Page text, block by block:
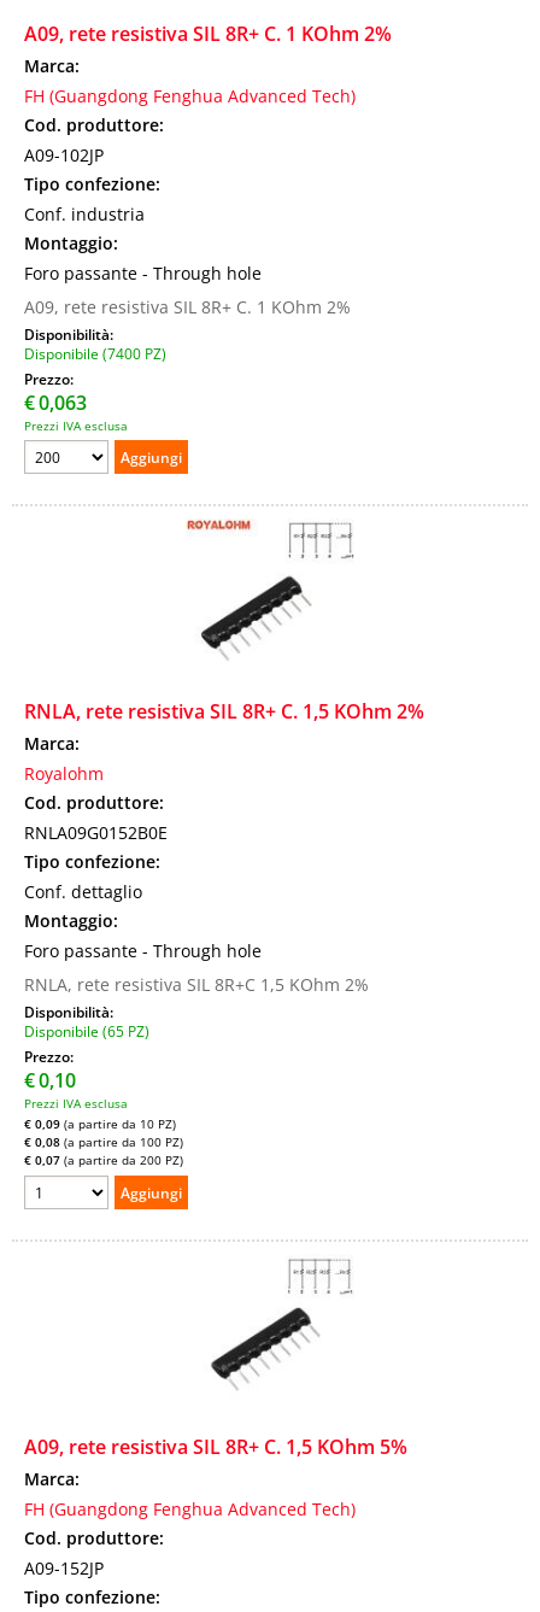
A09, rete resistiva SIL 8R+ C. 1 KOhm 2%
Marca:
FH (Guangdong Fenghua Advanced Tech)
Cod. produttore:
A09-102JP
Tipo confezione:
Conf. industria
Montaggio:
Foro passante - Through hole
A09, rete resistiva SIL 8R+ C. 1 KOhm 2%
Disponibilità:
Disponibile (7400 PZ)
Prezzo:
€0,063
Prezzi IVA esclusa
RNLA, rete resistiva SIL 8R+ C. 1,5 KOhm 2%
Marca:
Royalohm
Cod. produttore:
RNLA09G0152B0E
Tipo confezione:
Conf. dettaglio
Montaggio:
Foro passante - Through hole
RNLA, rete resistiva SIL 8R+C 1,5 KOhm 2%
Disponibilità:
Disponibile (65 PZ)
Prezzo:
€0,10
Prezzi IVA esclusa
€ 0,09 (a partire da 10 PZ)
€ 0,08 (a partire da 100 PZ)
€ 0,07 (a partire da 200 PZ)
A09, rete resistiva SIL 8R+ C. 1,5 KOhm 5%
Marca:
FH (Guangdong Fenghua Advanced Tech)
Cod. produttore:
A09-152JP
Tipo confezione: